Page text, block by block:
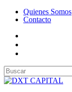
Quienes Somos
Contacto